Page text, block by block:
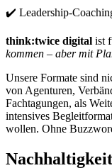
✔️ Leadership-
think:twice digital ist
kommen – aber mit
Unsere Formate sind
von Agenturen,
Fachtagungen, als
intensives
wollen. Ohne
Nachhaltigkeit